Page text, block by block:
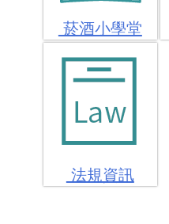
菸酒小學堂
法規資訊